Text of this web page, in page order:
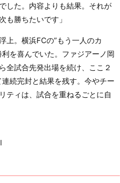
した。内容よりも結果。それが
も勝ちたいです」
上。横浜FCの”もう一人のカ
を喜んでいた。ファジアーノ岡
全試合先発出場を続け、ここ２
続完封と結果を残す。今やチー
ティは、試合を重ねるごとに自